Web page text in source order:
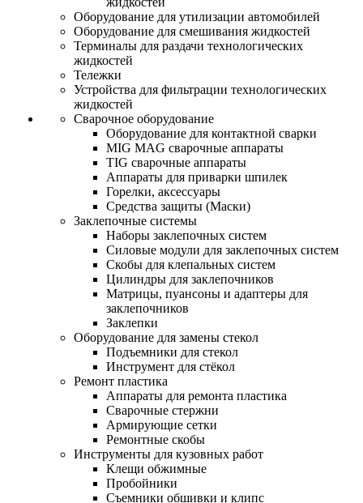
Оборудование для утилизации автомобилей
Оборудование для смешивания жидкостей
Терминалы для раздачи технологических
жидкостей
Тележки
Устройства для фильтрации технологических
жидкостей
Сварочное оборудование
Оборудование для контактной сварки
MIG MAG сварочные аппараты
TIG сварочные аппараты
Аппараты для приварки шпилек
Горелки, аксессуары
Средства защиты (Маски)
Заклепочные системы
Наборы заклепочных систем
Силовые модули для заклепочных систем
Скобы для клепальных систем
Цилиндры для заклепочников
Матрицы, пуансоны и адаптеры для
заклепочников
Заклепки
Оборудование для замены стекол
Подъемники для стекол
Инструмент для стёкол
Ремонт пластика
Аппараты для ремонта пластика
Сварочные стержни
Армирующие сетки
Ремонтные скобы
Инструменты для кузовных работ
Клещи обжимные
Пробойники
Съемники обшивки и клипс